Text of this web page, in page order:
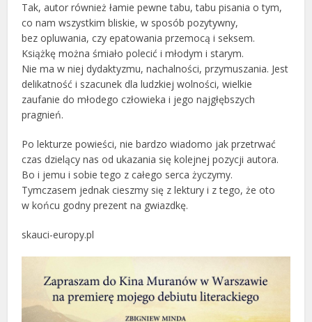
Tak, autor również łamie pewne tabu, tabu pisania o tym,
co nam wszystkim bliskie, w sposób pozytywny,
bez opluwania, czy epatowania przemocą i seksem.
Książkę można śmiało polecić i młodym i starym.
Nie ma w niej dydaktyzmu, nachalności, przymuszania. Jest
delikatność i szacunek dla ludzkiej wolności, wielkie
zaufanie do młodego człowieka i jego najgłębszych
pragnień.
Po lekturze powieści, nie bardzo wiadomo jak przetrwać
czas dzielący nas od ukazania się kolejnej pozycji autora.
Bo i jemu i sobie tego z całego serca życzymy.
Tymczasem jednak cieszmy się z lektury i z tego, że oto
w końcu godny prezent na gwiazdkę.
skauci-europy.pl